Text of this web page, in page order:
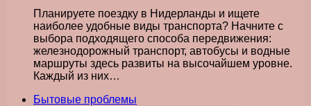
Планируете поездку в Нидерланды и ищете
наиболее удобные виды транспорта? Начните с
выбора подходящего способа передвижения:
железнодорожный транспорт, автобусы и водные
маршруты здесь развиты на высочайшем уровне.
Каждый из них…
Бытовые проблемы